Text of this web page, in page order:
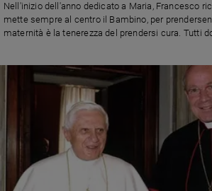
Nell'inizio dell'anno dedicato a Maria, Francesco
mette sempre al centro il Bambino, per
maternità è la tenerezza del prendersi cura. Tutti
grido: no alla guerra! No al riarmo! Le risorse
alimentazione, educazione, lavoro". E ricorda
pace, dalla Marcia nazionale svoltasi ieri ad